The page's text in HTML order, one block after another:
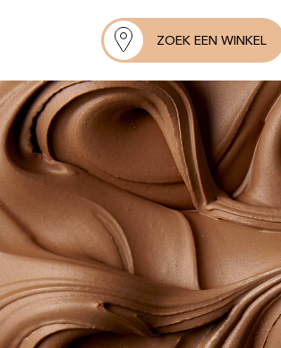
ZOEK EEN WINKEL